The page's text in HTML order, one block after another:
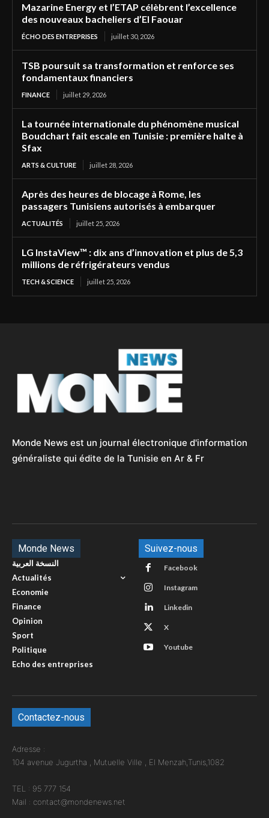
Mazarine Energy et l’ETAP célèbrent l’excellence
des nouveaux bacheliers d’El Faouar
ÉCHO DES ENTREPRISES juillet 30, 2026
TSB poursuit sa transformation et renforce ses
fondamentaux financiers
FINANCE juillet 29, 2026
La tournée internationale du phénomène musical
Boudchart fait escale en Tunisie : première halte à
Sfax
ARTS & CULTURE juillet 28, 2026
Après des heures de blocage à Rome, les
passagers Tunisiens autorisés à embarquer
ACTUALITÉS juillet 25, 2026
LG InstaView™ : dix ans d’innovation et plus de 5,3
millions de réfrigérateurs vendus
TECH & SCIENCE juillet 25, 2026
Monde News est un journal électronique d'information
généraliste qui édite de la Tunisie en Ar & Fr
Monde News
النسخة العربية
Actualités
Economie
Finance
Opinion
Sport
Politique
Echo des entreprises
Suivez-nous
Facebook
Instagram
Linkedin
X
Youtube
Contactez-nous
Adresse :
104 avenue Jugurtha , Mutuelle Ville , El Menzah,Tunis,1082
TEL : 95 777 154
Mail : contact@mondenews.net